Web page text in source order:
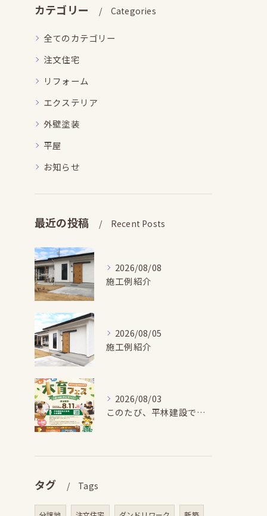
カテゴリー Categories
全てのカテゴリー
注文住宅
リフォーム
エクステリア
外壁塗装
平屋
お知らせ
最近の投稿 Recent Posts
2026/08/08
施工例紹介
2026/08/05
施工例紹介
2026/08/03
このたび、平林建設では、お子さまが木とふれあい・木について学...
タグ Tags